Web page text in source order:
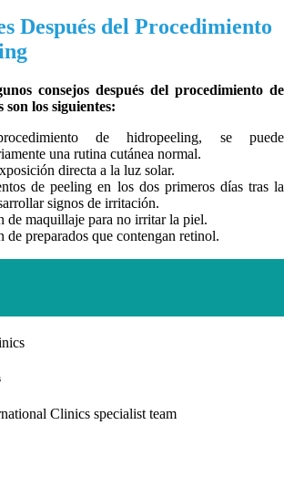
Después del Procedimiento
consejos después del procedimiento de
los siguientes:
de hidropeeling, se puede
una rutina cutánea normal.
directa a la luz solar.
de peeling en los dos primeros días tras la
signos de irritación.
de maquillaje para no irritar la piel.
de preparados que contengan retinol.
Clinics specialist team